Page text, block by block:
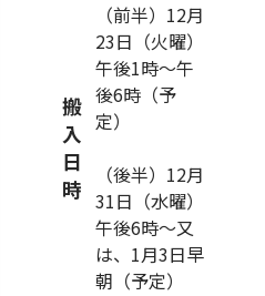
搬
入
日
時
（前半）12月
23日（火曜）
午後1時～午
後6時（予
定）
（後半）12月
31日（水曜）
午後6時～又
は、1月3日早
朝（予定）